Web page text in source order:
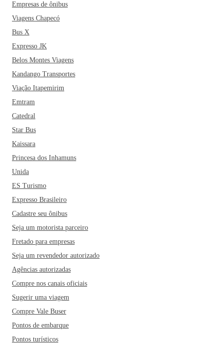
Empresas de ônibus
Viagens Chapecó
Bus X
Expresso JK
Belos Montes Viagens
Kandango Transportes
Viação Itapemirim
Emtram
Catedral
Star Bus
Kaissara
Princesa dos Inhamuns
Unida
ES Turismo
Expresso Brasileiro
Cadastre seu ônibus
Seja um motorista parceiro
Fretado para empresas
Seja um revendedor autorizado
Agências autorizadas
Compre nos canais oficiais
Sugerir uma viagem
Compre Vale Buser
Pontos de embarque
Pontos turísticos